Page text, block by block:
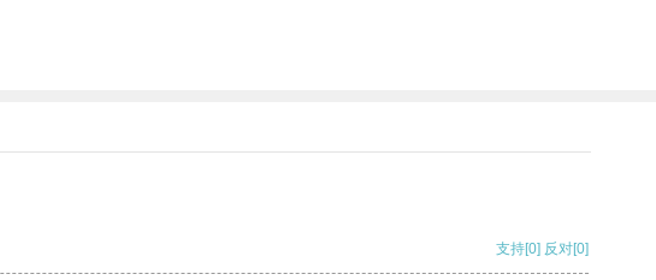
支持[0] 反对[0]